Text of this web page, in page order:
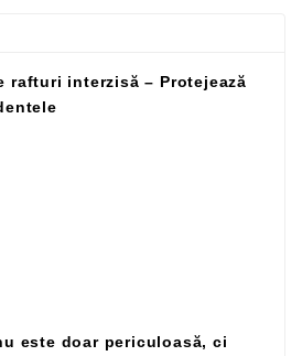
rafturi interzisă – Protejează
este doar periculoasă, ci